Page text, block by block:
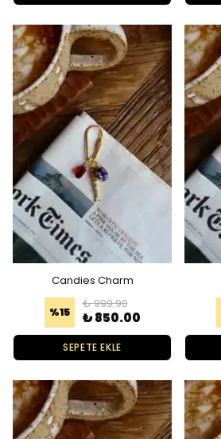
Candies Charm
%15
₺ 999.90
₺ 850.00
SEPETE EKLE